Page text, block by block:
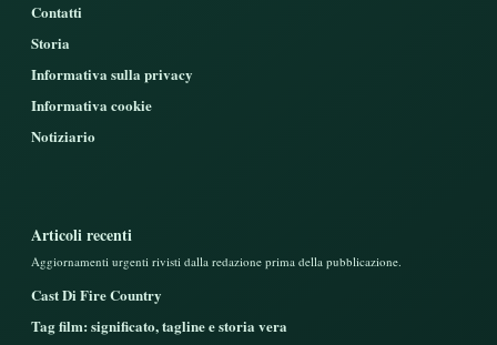
Contatti
Storia
Informativa sulla privacy
Informativa cookie
Notiziario
Articoli recenti
Aggiornamenti urgenti rivisti dalla redazione prima della pubblicazione.
Cast Di Fire Country
Tag film: significato, tagline e storia vera